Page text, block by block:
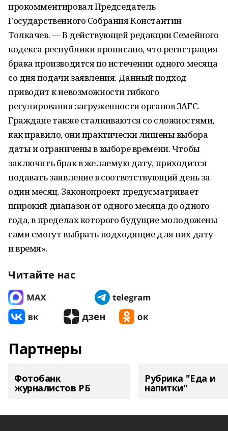
прокомментировал Председатель
Государственного Собрания Константин
Толкачев. — В действующей редакции Семейного
кодекса республики прописано, что регистрация
брака производится по истечении одного месяца
со дня подачи заявления. Данный подход
приводит к невозможности гибкого
регулирования загруженности органов ЗАГС.
Граждане также сталкиваются со сложностями,
как правило, они практически лишены выбора
даты и ограничены в выборе времени. Чтобы
заключить брак в желаемую дату, приходится
подавать заявление в соответствующий день за
один месяц. Законопроект предусматривает
широкий диапазон от одного месяца до одного
года, в пределах которого будущие молодожены
сами смогут выбрать подходящие для них дату
и время».
Читайте нас
Партнеры
Фотобанк
журналистов РБ
Рубрика "Еда и
напитки"